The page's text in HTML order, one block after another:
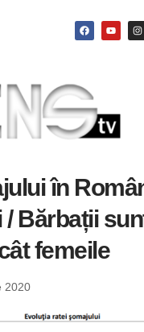
în
/ Bărbații
femeile
2020